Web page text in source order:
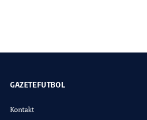
GAZETEFUTBOL
Kontakt